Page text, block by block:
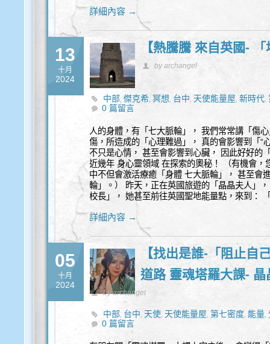
詳細內容 →
13
十月
2024
【熱騰騰 來自英國-
by archangel
中部,傑克希,冥想, 台中, 天使能量屋,新時代,
0 篇留言
人的身體，有「七大脈輪」， 我們常常講「傷
傷，所造成的「心理難過」， 真的會影響到「“
不只是心情， 甚至會影響到心臟， 因此好好的
近幾年 身心靈領域 在探索的奧秘！ （有機會
中不但會激活療癒「身體 七大脈輪」， 甚至會
輪」。） 昨天，正在英國旅遊的「晶晶夫人」
校長」， 她甚至前往英國聖地能量點，來到：
詳細內容 →
05
十月
2024
【找出是誰-「阻止自
道路 靈魂塔羅大課- 晶
by archangel
中部, 台中, 天使, 天使能量屋,第七密度, 能量,
0 篇留言